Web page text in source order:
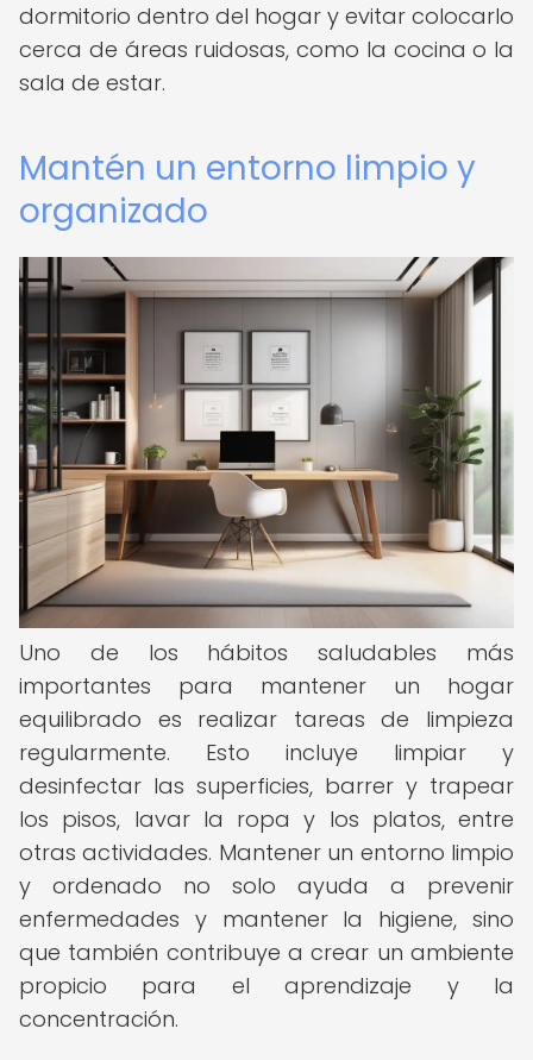
dormitorio dentro del hogar y evitar colocarlo
cerca de áreas ruidosas, como la cocina o la
sala de estar.
Mantén un entorno limpio y
organizado
Uno de los hábitos saludables más
importantes para mantener un hogar
equilibrado es realizar tareas de limpieza
regularmente. Esto incluye limpiar y
desinfectar las superficies, barrer y trapear
los pisos, lavar la ropa y los platos, entre
otras actividades. Mantener un entorno limpio
y ordenado no solo ayuda a prevenir
enfermedades y mantener la higiene, sino
que también contribuye a crear un ambiente
propicio para el aprendizaje y la
concentración.